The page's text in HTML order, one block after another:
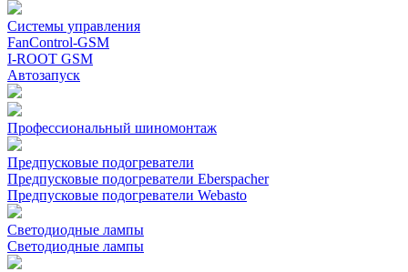
Системы управления
FanControl-GSM
I-ROOT GSM
Автозапуск
Профессиональный шиномонтаж
Предпусковые подогреватели
Предпусковые подогреватели Eberspacher
Предпусковые подогреватели Webasto
Светодиодные лампы
Светодиодные лампы